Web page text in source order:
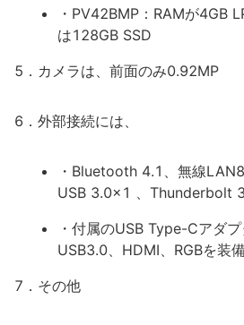
・PV42BMP：RAMが4GB
は128GB SSD
5．カメラは、前面のみ0.92MP
6．外部接続には、
・Bluetooth 4.1、無線
USB 3.0x1 、Thunderbolt 3
・付属のUSB Type-Cアダ
USB3.0、HDMI、RGBを装
7．その他